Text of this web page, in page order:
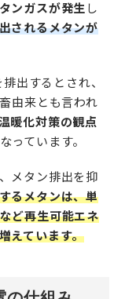
ンガスが発生 し
されるメタンが
出するとされ、
由来とも言われ
暖化対策の観点
っています。
メタン排出を抑
るメタンは、単
ど再生可能エネ
えています。